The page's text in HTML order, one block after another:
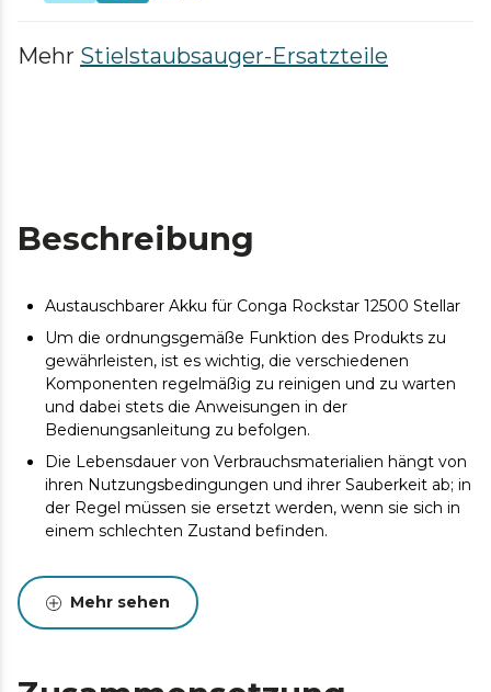
Mehr Stielstaubsauger-Ersatzteile
Beschreibung
Austauschbarer Akku für Conga Rockstar 12500 Stellar
Um die ordnungsgemäße Funktion des Produkts zu
gewährleisten, ist es wichtig, die verschiedenen
Komponenten regelmäßig zu reinigen und zu warten
und dabei stets die Anweisungen in der
Bedienungsanleitung zu befolgen.
Die Lebensdauer von Verbrauchsmaterialien hängt von
ihren Nutzungsbedingungen und ihrer Sauberkeit ab; in
der Regel müssen sie ersetzt werden, wenn sie sich in
einem schlechten Zustand befinden.
Mehr sehen